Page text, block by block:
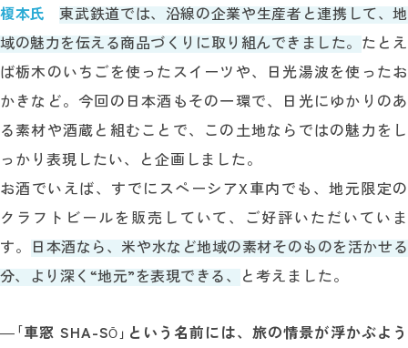
榎本氏
東武鉄道では、沿線の企業や生産者と連携して、地
域の魅力を伝える商品づくりに取り組んできました。 たとえ
ば栃木のいちごを使ったスイーツや、日光湯波を使ったお
かきなど。今回の日本酒もその一環で、日光にゆかりのあ
る素材や酒蔵と組むことで、この土地ならではの魅力をし
っかり表現したい、と企画しました。
お酒でいえば、すでにスペーシアX車内でも、地元限定の
クラフトビールを販売していて、ご好評いただいていま
す。 日本酒なら、米や水など地域の素材そのものを活かせる
分、より深く“地元”を表現できる、 と考えました。
―｢車窓 SHA-SŌ ｣という名前には、旅の情景が浮かぶよう